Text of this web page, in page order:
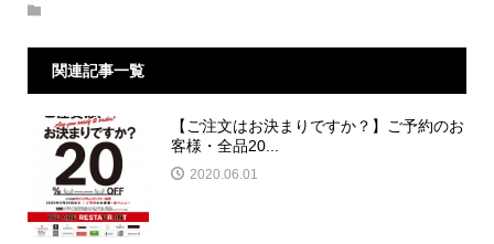
関連記事一覧
【ご注文はお決まりですか？】ご予約のお
客様・全品20...
2020.06.01